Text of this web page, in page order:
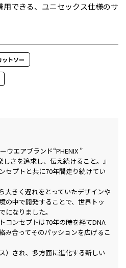
用できる、ユニセックス仕様のサ
トソー
ウエアブランド“PHENIX ”
しさを追求し、伝え続けること。』
セプトと共に70年間走り続けてい
大きく遅れをとっていたデザインや
の中で開発することで、世界トッ
になりました。
コンセプトは70年の時を経てDNA
み合ってそのパッションを広げるこ
）され、多方面に進化する新しい